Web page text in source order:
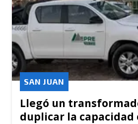
Llegó un
duplicar la capacidad
SAN JUAN